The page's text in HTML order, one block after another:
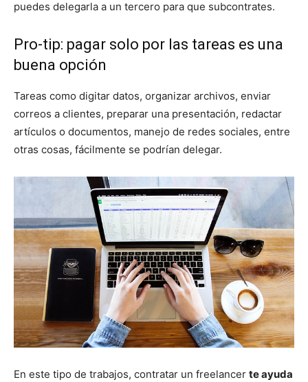
puedes delegarla a un tercero para que subcontrates.
Pro-tip: pagar solo por las tareas es una
buena opción
Tareas como digitar datos, organizar archivos, enviar
correos a clientes, preparar una presentación, redactar
artículos o documentos, manejo de redes sociales, entre
otras cosas, fácilmente se podrían delegar.
En este tipo de trabajos, contratar un freelancer te ayuda